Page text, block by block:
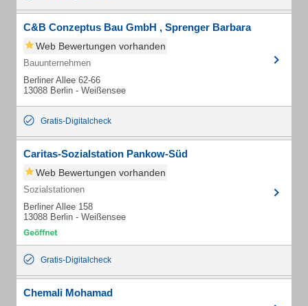
C&B Conzeptus Bau GmbH , Sprenger Barbara
Web Bewertungen vorhanden
Bauunternehmen
Berliner Allee 62-66
13088 Berlin - Weißensee
Gratis-Digitalcheck
Caritas-Sozialstation Pankow-Süd
Web Bewertungen vorhanden
Sozialstationen
Berliner Allee 158
13088 Berlin - Weißensee
Gratis-Digitalcheck
Chemali Mohamad